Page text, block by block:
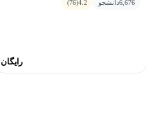
6,676دانشجو 4.2
(76)
رایگان